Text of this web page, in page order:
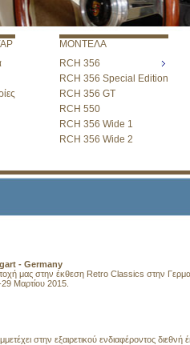
ΜΟΝΤΕΛΑ
RCH 356
RCH 356 Special Edition
RCH 356 GT
RCH 550
RCH 356 Wide 1
RCH 356 Wide 2
- Germany
μας στην έκθεση Retro Classics στην
Μαρτίου 2015.
στην εξαιρετικού ενδιαφέροντος